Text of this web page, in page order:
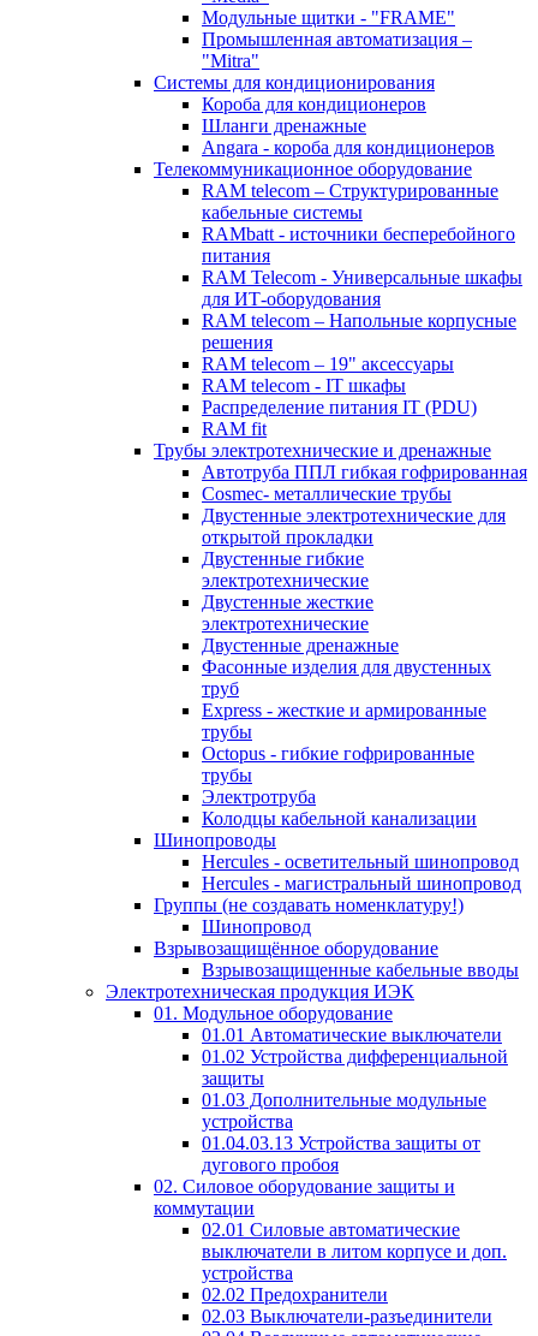
Модульные щитки - "FRAME"
Промышленная автоматизация –
"Mitra"
Системы для кондиционирования
Короба для кондиционеров
Шланги дренажные
Angara - короба для кондиционеров
Телекоммуникационное оборудование
RAM telecom – Структурированные
кабельные системы
RAMbatt - источники бесперебойного
питания
RAM Telecom - Универсальные шкафы
для ИТ-оборудования
RAM telecom – Напольные корпусные
решения
RAM telecom – 19" аксессуары
RAM telecom - IT шкафы
Распределение питания IT (PDU)
RAM fit
Трубы электротехнические и дренажные
Автотруба ППЛ гибкая гофрированная
Cosmec- металлические трубы
Двустенные электротехнические для
открытой прокладки
Двустенные гибкие
электротехнические
Двустенные жесткие
электротехнические
Двустенные дренажные
Фасонные изделия для двустенных
труб
Express - жесткие и армированные
трубы
Octopus - гибкие гофрированные
трубы
Электротруба
Колодцы кабельной канализации
Шинопроводы
Hercules - осветительный шинопровод
Hercules - магистральный шинопровод
Группы (не создавать номенклатуру!)
Шинопровод
Взрывозащищённое оборудование
Взрывозащищенные кабельные вводы
Электротехническая продукция ИЭК
01. Модульное оборудование
01.01 Автоматические выключатели
01.02 Устройства дифференциальной
защиты
01.03 Дополнительные модульные
устройства
01.04.03.13 Устройства защиты от
дугового пробоя
02. Силовое оборудование защиты и
коммутации
02.01 Силовые автоматические
выключатели в литом корпусе и доп.
устройства
02.02 Предохранители
02.03 Выключатели-разъединители